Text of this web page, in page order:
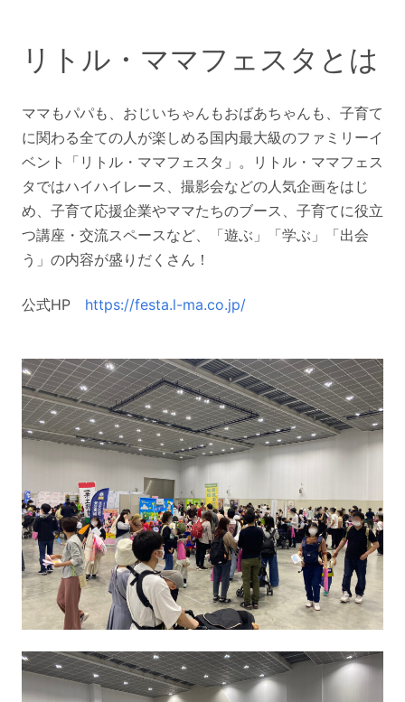
リトル・ママフェスタとは
ママもパパも、おじいちゃんもおばあちゃんも、子育て
に関わる全ての人が楽しめる国内最大級のファミリーイ
ベント「リトル・ママフェスタ」。リトル・ママフェス
タではハイハイレース、撮影会などの人気企画をはじ
め、子育て応援企業やママたちのブース、子育てに役立
つ講座・交流スペースなど、「遊ぶ」「学ぶ」「出会
う」の内容が盛りだくさん！
公式HP https://festa.l-ma.co.jp/